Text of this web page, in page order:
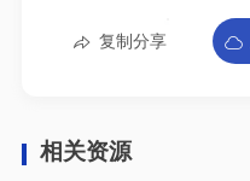
复制分享
相关资源